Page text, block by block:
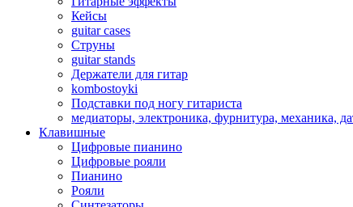
Кейсы
guitar cases
Струны
guitar stands
Держатели для гитар
kombostoyki
Подставки под ногу гитариста
медиаторы, электроника, фурнитура, механика,
Клавишные
Цифровые пианино
Цифровые рояли
Пианино
Рояли